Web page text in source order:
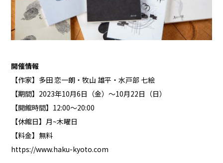
開催情報
【作家】多田 恋一朗・牧山 雄平・水戸部 七絵
【期間】2023年10月6日（金）〜10月22日（日）
【開館時間】12:00～20:00
【休館日】月~木曜日
【料金】無料
https://www.haku-kyoto.com